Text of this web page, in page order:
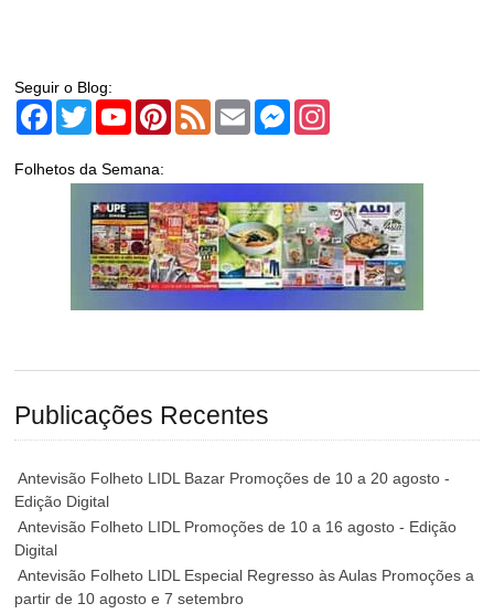
Seguir o Blog:
Facebook
TwitterYouTubePinterest
Feed Email Messenger
Folhetos da Semana:
Publicações Recentes
Antevisão Folheto LIDL Bazar Promoções de 10 a 20 agosto -
Edição Digital
Antevisão Folheto LIDL Promoções de 10 a 16 agosto - Edição
Digital
Antevisão Folheto LIDL Especial Regresso às Aulas Promoções a
partir de 10 agosto e 7 setembro